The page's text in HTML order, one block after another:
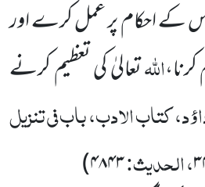
س کے احکام پر عمل کرے اور
اللّٰہتعالیٰ کی تعظیم کرنے
کتاب الادب، باب فی تنزیل
، الحدیث:۴۸۴۳)